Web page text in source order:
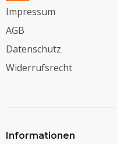
Impressum
AGB
Datenschutz
Widerrufsrecht
Informationen